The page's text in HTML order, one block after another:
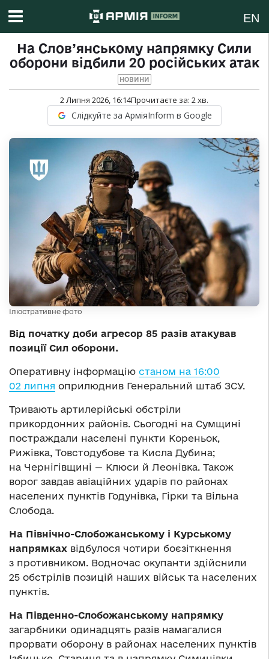
EN
На Слов’янському напрямку Сили
оборони відбили 20 російських атак
НОВИНИ
2 Липня 2026, 16:14Прочитаєте за: 2хв.
Слідкуйте за АрміяInform в Google
Ілюстративне фото
Від початку доби агресор 85 разів атакував
позиції Сил оборони.
Оперативну інформацію станом на 16:00
02 липня оприлюднив Генеральний штаб ЗСУ.
Тривають артилерійські обстріли
прикордонних районів. Сьогодні на Сумщині
постраждали населені пункти Кореньок,
Рижівка, Товстодубове та Кисла Дубина;
на Чернігівщині — Клюси й Леонівка. Також
ворог завдав авіаційних ударів по районах
населених пунктів Годунівка, Гірки та Вільна
Слобода.
На Північно-Слобожанському і Курському
напрямках відбулося чотири боєзіткнення
з противником. Водночас окупанти здійснили
25 обстрілів позицій наших військ та населених
пунктів.
На Південно-Слобожанському напрямку
загарбники одинадцять разів намагалися
прорвати оборону в районах населених пунктів